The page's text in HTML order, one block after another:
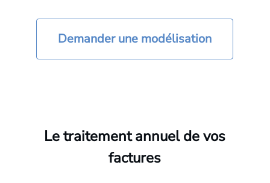
Demander une modélisation
Le traitement annuel de vos
factures